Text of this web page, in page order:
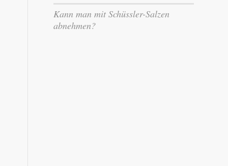
Kann man mit Schüssler-Salzen
abnehmen?